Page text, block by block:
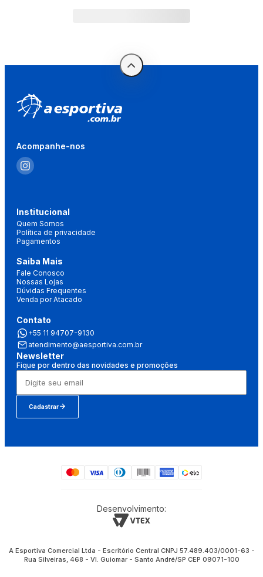
Acompanhe-nos
Institucional
Quem Somos
Política de privacidade
Pagamentos
Saiba Mais
Fale Conosco
Nossas Lojas
Dúvidas Frequentes
Venda por Atacado
Contato
+55 11 94707-9130
atendimento@aesportiva.com.br
Newsletter
Fique por dentro das novidades e promoções
Cadastrar
Desenvolvimento:
A Esportiva Comercial Ltda - Escritório Central CNPJ 57.489.403/0001-63 -
Rua Silveiras, 468 - Vl. Guiomar - Santo André/SP CEP 09071-100